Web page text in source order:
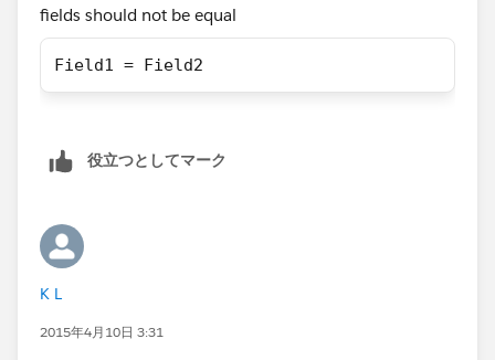
fields should not be equal
Field1 = Field2
役立つとしてマーク
K L
2015年4月10日 3:31